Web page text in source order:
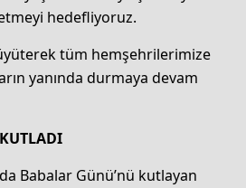
hedefliyoruz.
tüm hemşehrilerimize
yanında durmaya devam
Babalar Günü’nü kutlayan